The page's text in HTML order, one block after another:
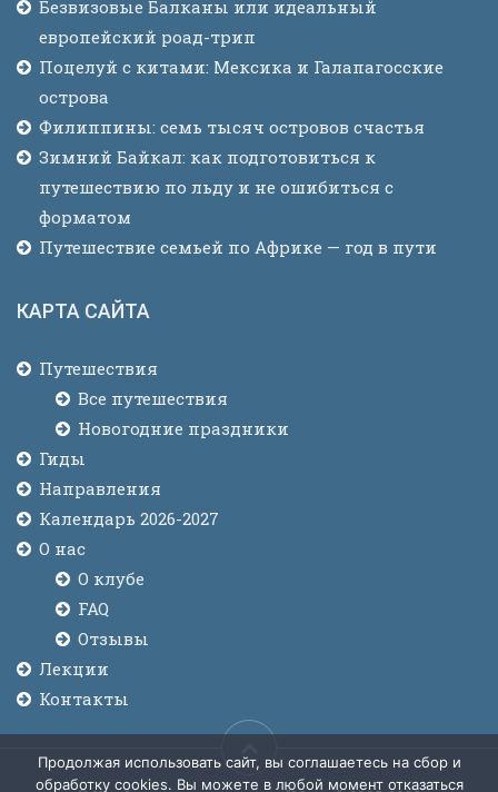
Безвизовые Балканы или идеальный
европейский роад-трип
Поцелуй с китами: Мексика и Галапагосские
острова
Филиппины: семь тысяч островов счастья
Зимний Байкал: как подготовиться к
путешествию по льду и не ошибиться с
форматом
Путешествие семьей по Африке — год в пути
КАРТА САЙТА
Путешествия
Все путешествия
Новогодние праздники
Гиды
Направления
Календарь 2026-2027
О нас
О клубе
FAQ
Отзывы
Лекции
Контакты
Продолжая использовать сайт, вы соглашаетесь на сбор и
обработку cookies. Вы можете в любой момент отказаться